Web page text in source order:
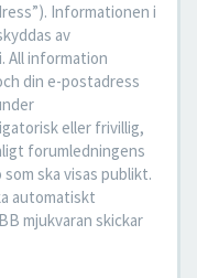
Informationen i
av
All information
din e-postadress
eller frivillig,
forumledningens
ska visas publikt.
automatiskt
mjukvaran skickar